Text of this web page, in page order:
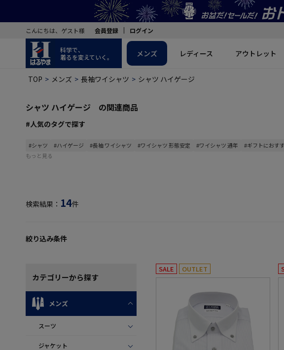
こんにちは、ゲスト様 会員登録 ログイン
科学で、
着るを変えていく。
メンズ レディース アウトレット
TOP メンズ 長袖ワイシャツ シャツ ハイゲージ
シャツ ハイゲージ の関連商品
#人気のタグで探す
#シャツ #ハイゲージ #長袖 ワイシャツ #ワイシャツ 形態安定 #ワイシャツ 通年 #ギフトにおす
もっと見る
検索結果： 14件
絞り込み条件
カテゴリーから探す
メンズ
スーツ
ジャケット
SALE OUTLET